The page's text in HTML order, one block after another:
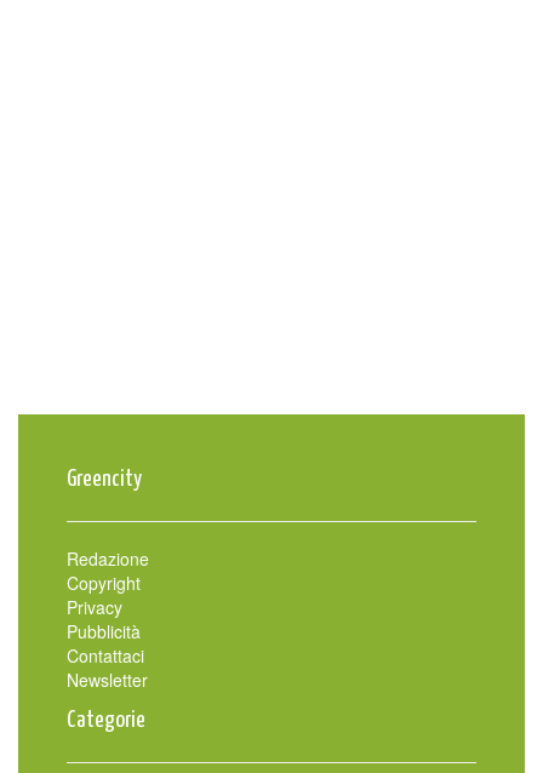
Greencity
Redazione
Copyright
Privacy
Pubblicità
Contattaci
Newsletter
Categorie